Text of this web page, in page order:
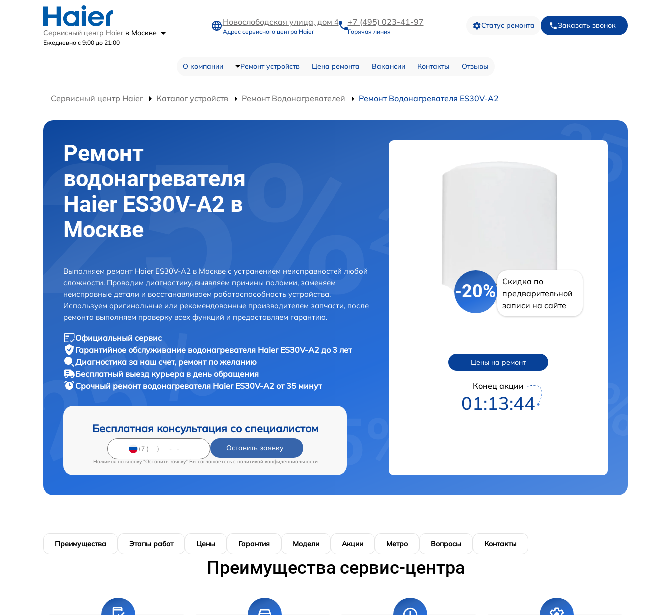
Сервисный центр Haier в Москве
Ежедневно с 9:00 до 21:00
Новослободская улица, дом 4
Адрес сервисного центра Haier
+7 (495) 023-41-97
Горячая линия
Статус ремонта Заказать звонок
О компании Ремонт устройств Цена ремонта Вакансии Контакты Отзывы
Сервисный центр Haier Каталог устройств Ремонт Водонагревателей Ремонт Водонагревателя ES30V-A2
Ремонт
водонагревателя
Haier ES30V-A2 в
Москве
Выполняем ремонт Haier ES30V-A2 в Москве с устранением неисправностей любой
сложности. Проводим диагностику, выявляем причины поломки, заменяем
неисправные детали и восстанавливаем работоспособность устройства.
Используем оригинальные или рекомендованные производителем запчасти, после
ремонта выполняем проверку всех функций и предоставляем гарантию.
Официальный сервис
Гарантийное обслуживание водонагревателя Haier ES30V-A2 до 3 лет
Диагностика за наш счет, ремонт по желанию
Бесплатный выезд курьера в день обращения
Срочный ремонт водонагревателя Haier ES30V-A2 от 35 минут
Бесплатная консультация со специалистом
Оставить заявку
Нажимая на кнопку "Оставить заявку" Вы соглашаетесь c политикой конфиденциальности
-20%
Скидка по
предварительной
записи на сайте
Цены на ремонт
Конец акции
01:13:43
Преимущества Этапы работ Цены Гарантия Модели Акции Метро Вопросы Контакты
Преимущества сервис-центра